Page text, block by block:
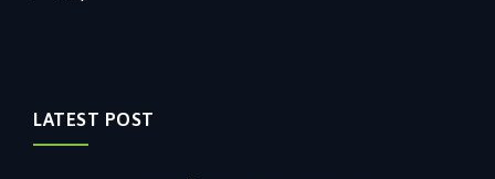
LATEST POST